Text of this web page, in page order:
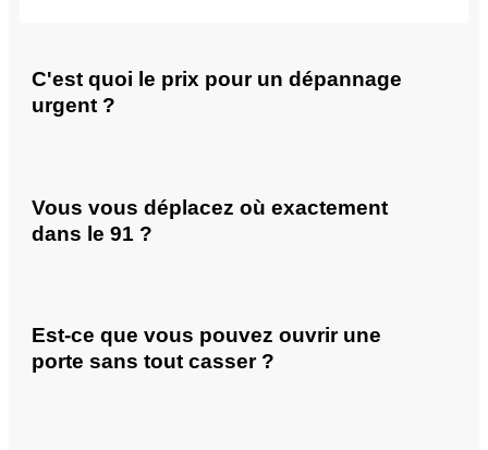
C'est quoi le prix pour un dépannage
urgent ?
Vous vous déplacez où exactement
dans le 91 ?
Est-ce que vous pouvez ouvrir une
porte sans tout casser ?